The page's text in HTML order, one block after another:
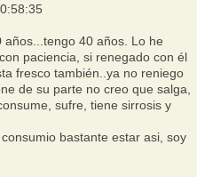
40 años. Lo he
paciencia, si renegado con él
fresco también..ya no reniego
de su parte no creo que salga,
sufre, tiene sirrosis y
bastante estar asi, soy